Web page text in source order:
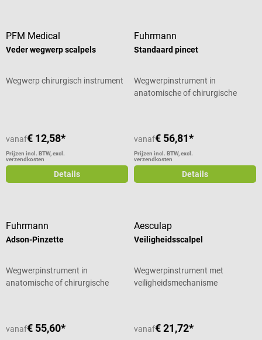
PFM Medical
Veder wegwerp scalpels
Wegwerp chirurgisch instrument
vanaf€ 12,58*
Prijzen incl. BTW, excl.
verzendkosten
Details
Fuhrmann
Standaard pincet
Wegwerpinstrument in
anatomische of chirurgische
vanaf€ 56,81*
Prijzen incl. BTW, excl.
verzendkosten
Details
Fuhrmann
Adson-Pinzette
Wegwerpinstrument in
anatomische of chirurgische
vanaf€ 55,60*
Aesculap
Veiligheidsscalpel
Wegwerpinstrument met
veiligheidsmechanisme
vanaf€ 21,72*